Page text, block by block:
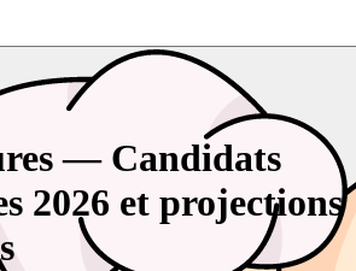
— Candidats
2026 et projections